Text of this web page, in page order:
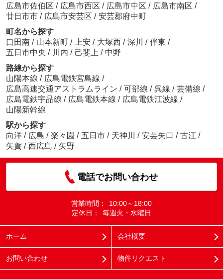
広島市佐伯区 / 広島市西区 / 広島市中区 / 広島市南区 /
廿日市市 / 広島市安芸区 / 安芸郡府中町
町名から探す
口田南 / 山本新町 / 上安 / 大塚西 / 深川 / 伴東 /
五日市中央 / 川内 / 己斐上 / 中野
路線から探す
山陽本線 / 広島電鉄宮島線 /
広島高速交通アストラムライン / 可部線 / 呉線 / 芸備線 /
広島電鉄宇品線 / 広島電鉄本線 / 広島電鉄江波線 /
山陽新幹線
駅から探す
向洋 / 広島 / 楽々園 / 五日市 / 天神川 / 安芸矢口 / 古江 /
矢賀 / 西広島 / 矢野
電話でお問い合わせ
営業時間：
10:00～18:00
定休日：
毎週火・水曜日
ホーム 会社概要
お問い合わせ 物件リクエスト